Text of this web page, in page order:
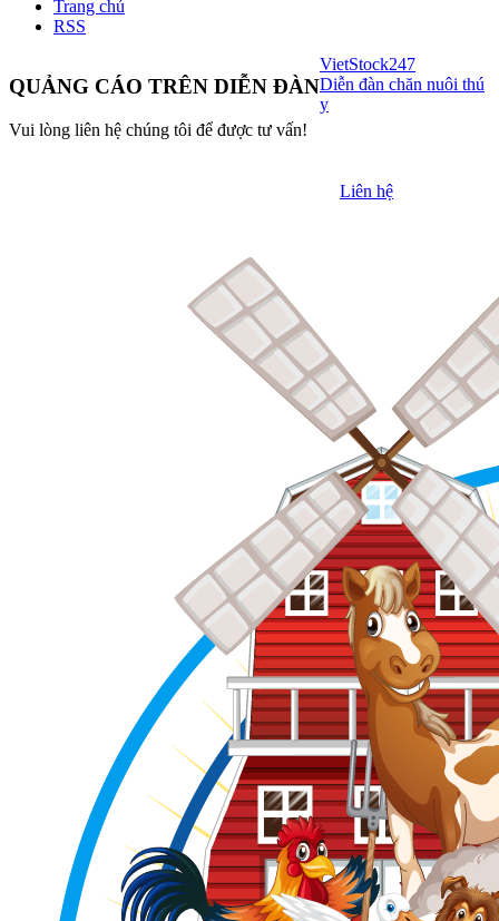
Trang chủ
RSS
QUẢNG CÁO TRÊN DIỄN ĐÀN
Vui lòng liên hệ chúng tôi để được tư vấn!
Liên hệ
VietStock247
Diễn đàn chăn nuôi thú
y